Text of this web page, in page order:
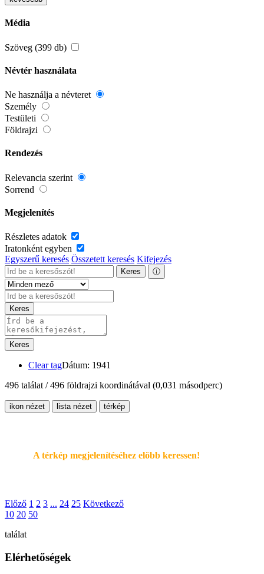
Média
Szöveg (399 db)
Névtér használata
Ne használja a névteret
Személy
Testületi
Földrajzi
Rendezés
Relevancia szerint
Sorrend
Megjelenítés
Részletes adatok
Iratonként egyben
Egyszerű keresés Összetett keresés Kifejezés
Keres ⓘ
Keres
Keres
Clear tagDátum: 1941
496 találat / 496 földrajzi koordinátával (0,031 másodperc)
ikon nézet lista nézet térkép
A térkép megjelenítéséhez elöbb keressen!
Előző 1 2 3 ... 24 25 Következő
10 20 50
találat
Elérhetőségek